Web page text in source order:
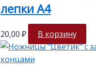
лепки А4
20,00 ₽ В корзину